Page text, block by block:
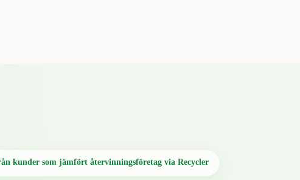
kunder som jämfört återvinningsföretag via Recycler